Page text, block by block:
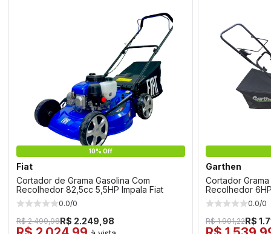
10% Off
Fiat
Cortador de Grama Gasolina Com
Recolhedor 82,5cc 5,5HP Impala Fiat
0.0/0
R$ 2.499,98R$ 2.249,98
Garthen
Cortador
Recolhedor
0.0/0
R$ 1.901,22R$